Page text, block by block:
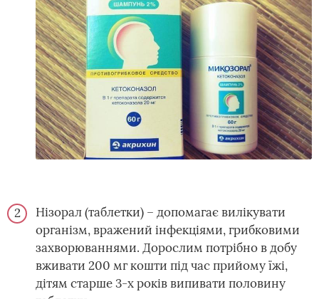
Нізорал (таблетки) – допомагає вилікувати
організм, вражений інфекціями, грибковими
захворюваннями. Дорослим потрібно в добу
вживати 200 мг кошти під час прийому їжі,
дітям старше 3-х років випивати половину